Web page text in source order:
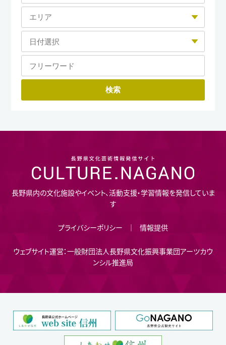
長野県内の文化施設やイベント、活動支援・学習情報を発信していま
す
プライバシーポリシー 情報提供
ウェブサイト運営：一般財団法人長野県文化振興事業団アーツカウ
ンシル推進局